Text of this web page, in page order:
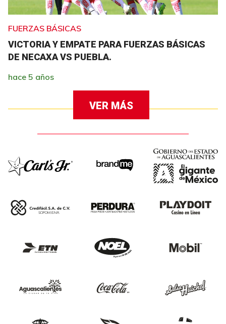
FUERZAS BÁSICAS
VICTORIA Y EMPATE PARA FUERZAS BÁSICAS
DE NECAXA VS PUEBLA.
hace 5 años
VER MÁS